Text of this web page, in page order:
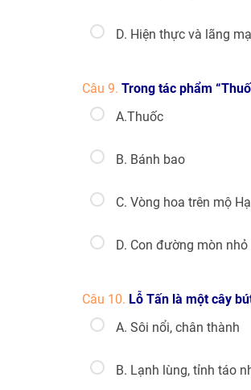
D. Hiện thực và lãng
Câu 9. Trong tác phẩm
A.Thuốc
B. Bánh bao
C. Vòng hoa trên mộ
D. Con đường mòn nhỏ
Câu 10. Lỗ Tấn là một cây
A. Sôi nổi, chân thành
B. Lạnh lùng, tỉnh táo